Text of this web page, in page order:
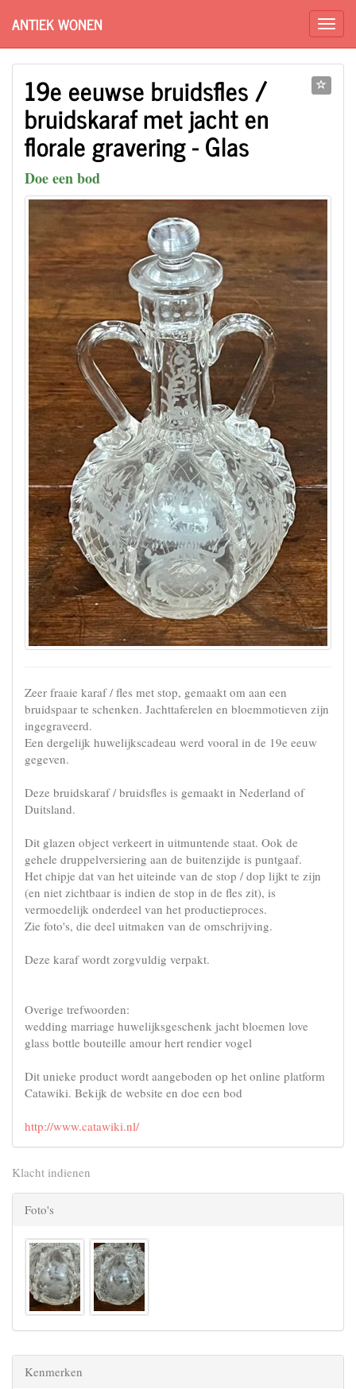
ANTIEK WONEN
19e eeuwse bruidsfles /
bruidskaraf met jacht en
florale gravering - Glas
Doe een bod
Zeer fraaie karaf / fles met stop, gemaakt om aan een
bruidspaar te schenken. Jachttaferelen en bloemmotieven zijn
ingegraveerd.
Een dergelijk huwelijkscadeau werd vooral in de 19e eeuw
gegeven.
Deze bruidskaraf / bruidsfles is gemaakt in Nederland of
Duitsland.
Dit glazen object verkeert in uitmuntende staat. Ook de
gehele druppelversiering aan de buitenzijde is puntgaaf.
Het chipje dat van het uiteinde van de stop / dop lijkt te zijn
(en niet zichtbaar is indien de stop in de fles zit), is
vermoedelijk onderdeel van het productieproces.
Zie foto's, die deel uitmaken van de omschrijving.
Deze karaf wordt zorgvuldig verpakt.
Overige trefwoorden:
wedding marriage huwelijksgeschenk jacht bloemen love
glass bottle bouteille amour hert rendier vogel
Dit unieke product wordt aangeboden op het online platform
Catawiki. Bekijk de website en doe een bod
http://www.catawiki.nl/
Klacht indienen
Foto's
Kenmerken